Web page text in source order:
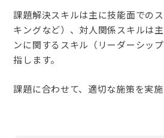
課題解決スキルは主に技能面での
キングなど）、対人関係スキルは
ンに関するスキル（リーダーシッ
指します。
課題に合わせて、適切な施策を実施